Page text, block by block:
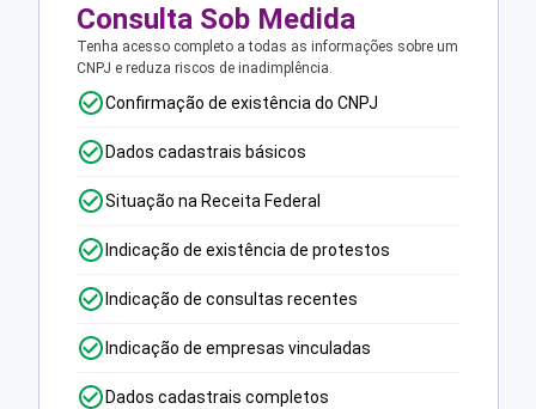
Consulta Sob Medida
Tenha acesso completo a todas as informações sobre um
CNPJ e reduza riscos de inadimplência.
Confirmação de existência do CNPJ
Dados cadastrais básicos
Situação na Receita Federal
Indicação de existência de protestos
Indicação de consultas recentes
Indicação de empresas vinculadas
Dados cadastrais completos